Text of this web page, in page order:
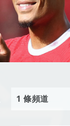
1 條頻道